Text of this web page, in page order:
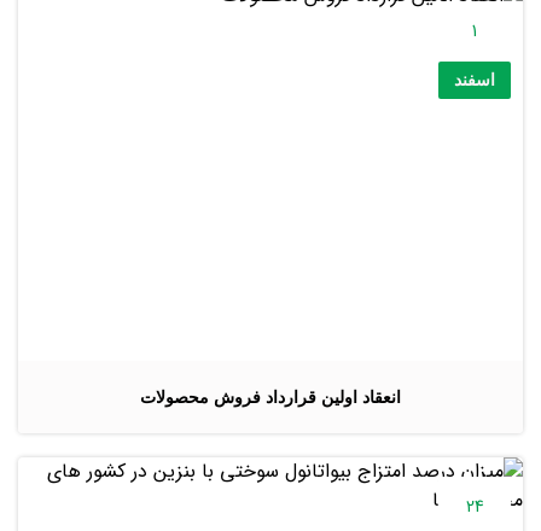
انعقاد اولین قرارداد فروش محصولات
1
اسفند
24